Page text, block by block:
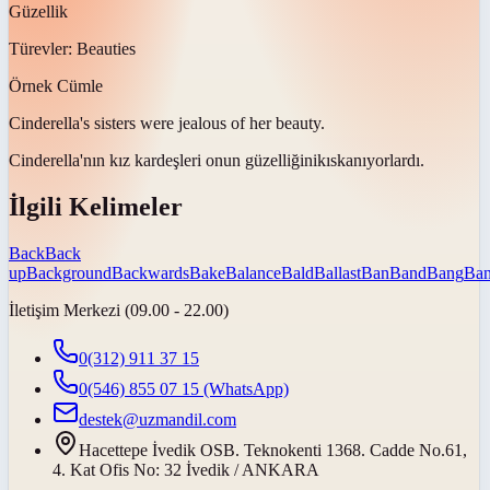
Güzellik
Türevler: Beauties
Örnek Cümle
Cinderella's sisters were jealous of her beauty.
Cinderella'nın kız kardeşleri onun güzelliğinikıskanıyorlardı.
İlgili Kelimeler
BackBack
upBackgroundBackwardsBakeBalanceBaldBallastBanBandBang
İletişim Merkezi (09.00 - 22.00)
0(312) 911 37 15
0(546) 855 07 15 (WhatsApp)
destek@uzmandil.com
Hacettepe İvedik OSB. Teknokenti 1368. Cadde No.61,
4. Kat Ofis No: 32 İvedik / ANKARA